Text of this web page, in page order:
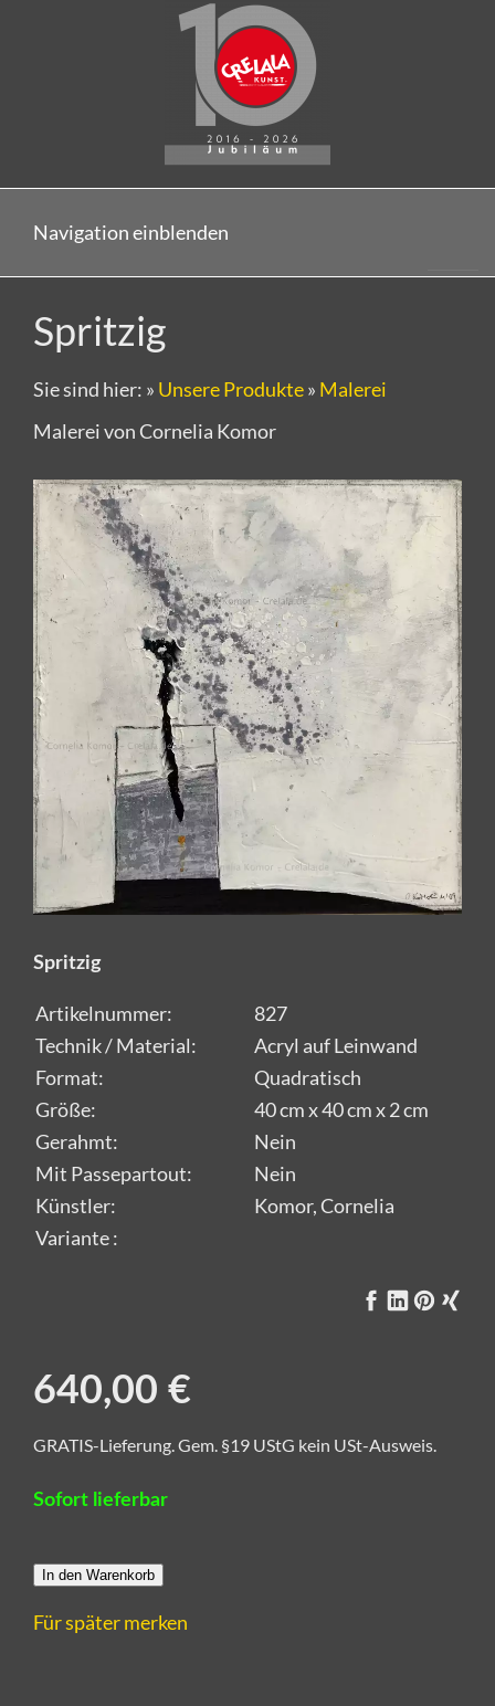
Navigation einblenden
Spritzig
Sie sind hier: » Unsere Produkte» Malerei
Malerei von Cornelia Komor
Spritzig
Artikelnummer:
827
Technik / Material:
Acryl auf Leinwand
Format:
Quadratisch
Größe:
40 cm x 40 cm x 2 cm
Gerahmt:
Nein
Mit Passepartout:
Nein
Künstler:
Komor, Cornelia
Variante :
640,00 €
GRATIS-Lieferung. Gem. §19 UStG kein USt-Ausweis.
Sofort lieferbar
In den Warenkorb
Für später merken